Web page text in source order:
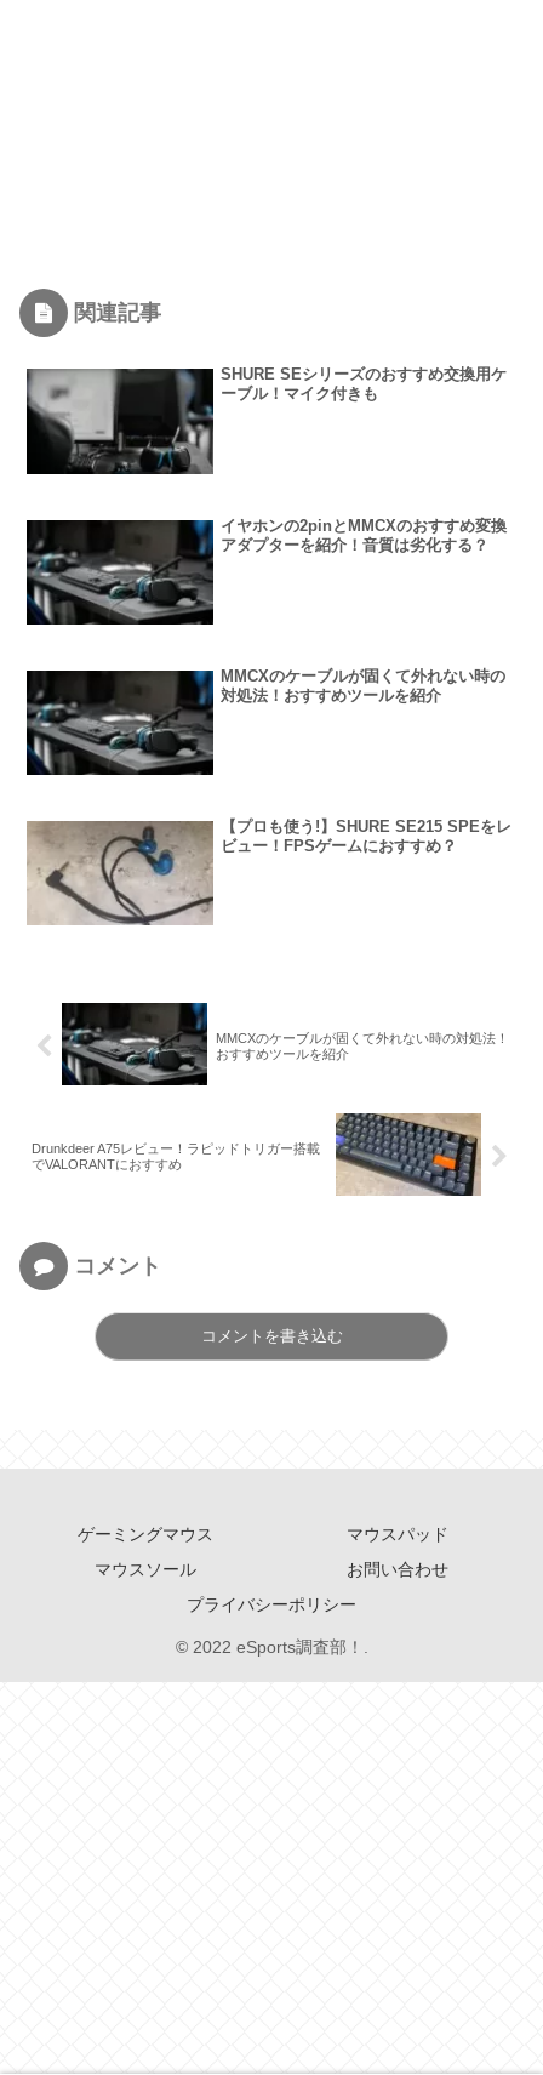
関連記事
SHURE SEシリーズのおすすめ交換用ケ
ーブル！マイク付きも
イヤホンの2pinとMMCXのおすすめ変換
アダプターを紹介！音質は劣化する？
MMCXのケーブルが固くて外れない時の
対処法！おすすめツールを紹介
【プロも使う!】SHURE SE215 SPEをレ
ビュー！FPSゲームにおすすめ？
MMCXのケーブルが固くて外れない時の対処法！
おすすめツールを紹介
Drunkdeer A75レビュー！ラピッドトリガー搭載
でVALORANTにおすすめ
コメント
コメントを書き込む
ゲーミングマウス
マウスパッド
マウスソール
お問い合わせ
プライバシーポリシー
© 2022 eSports調査部！.